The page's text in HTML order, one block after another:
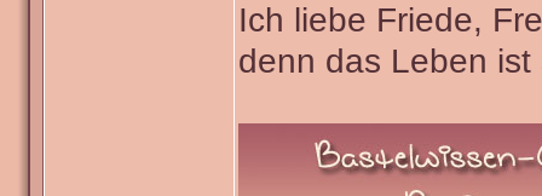
Ich liebe Friede,
denn das Leben